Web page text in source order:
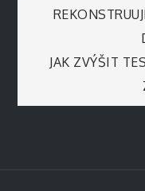
pro
JAK ZVÝŠIT